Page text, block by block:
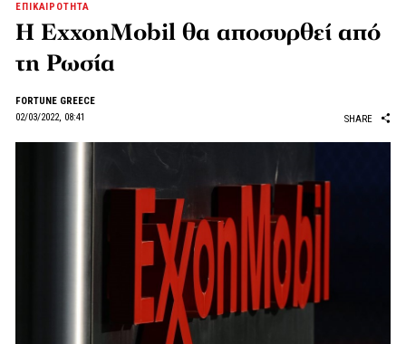
ΕΠΙΚΑΙΡΟΤΗΤΑ
Η ExxonMobil θα αποσυρθεί από
τη Ρωσία
FORTUNE GREECE
02/03/2022, 08:41
SHARE